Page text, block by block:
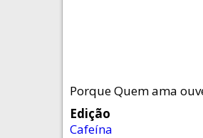
Porque Quem ama
Edição
Cafeína